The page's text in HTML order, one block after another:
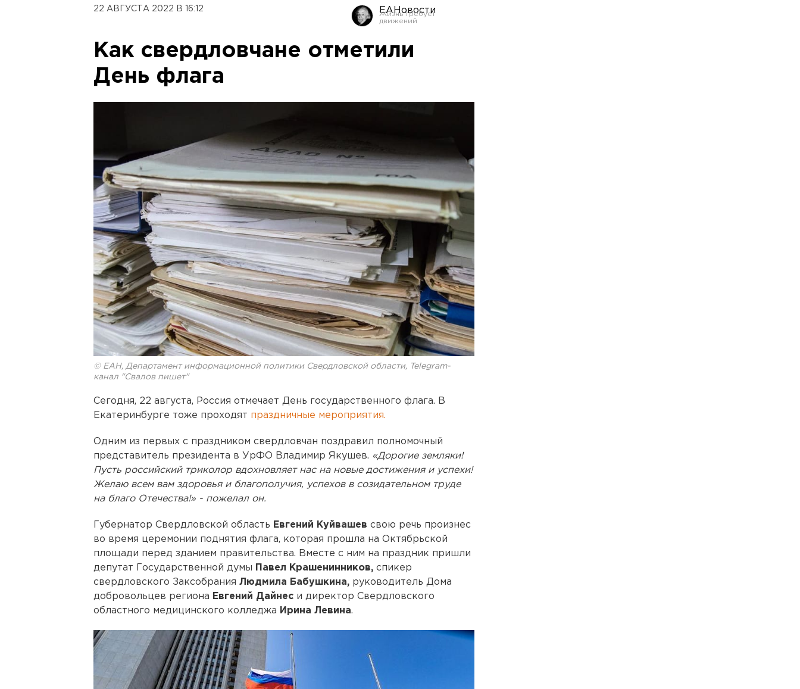
22 АВГУСТА 2022 В 16:12 ЕАНовости
Как свердловчане отметили
День флага
© ЕАН, Департамент информационной политики Свердловской области, Telegram-
канал "Свалов пишет"
Сегодня, 22 августа, Россия отмечает День государственного флага. В
Екатеринбурге тоже проходят праздничные мероприятия.
Одним из первых с праздником свердловчан поздравил полномочный
представитель президента в УрФО Владимир Якушев. «Дорогие земляки!
Пусть российский триколор вдохновляет нас на новые достижения и успехи!
Желаю всем вам здоровья и благополучия, успехов в созидательном труде
на благо Отечества!» - пожелал он.
Губернатор Свердловской область Евгений Куйвашев свою речь произнес
во время церемонии поднятия флага, которая прошла на Октябрьской
площади перед зданием правительства. Вместе с ним на праздник пришли
депутат Государственной думы
Павел Крашенинников, спикер
свердловского Заксобрания Людмила Бабушкина, руководитель Дома
добровольцев региона Евгений Дайнес и директор Свердловского
областного медицинского колледжа Ирина Левина.